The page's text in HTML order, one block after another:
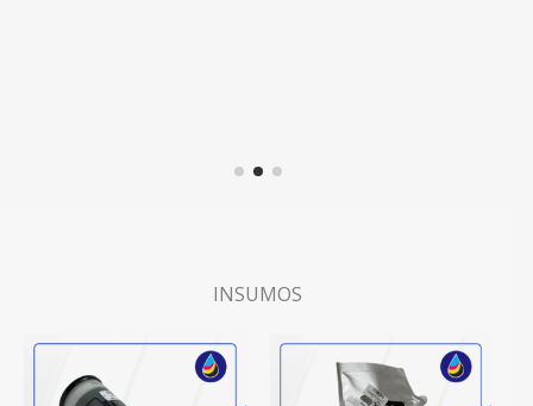
INSUMOS